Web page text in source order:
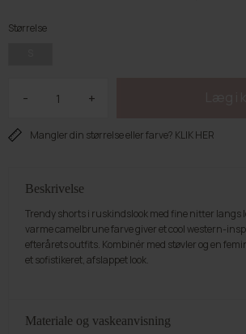
Størrelse
- +
Mangler din størrelse eller farve? KLIK HER
Beskrivelse
Trendy shorts i ruskindslook med fine nitter langs
varme camelbrune farve giver et cool western-
efterårets outfits. Kombinér med støvler og en
et sofistikeret, afslappet look.
Materiale og vaskeanvisning